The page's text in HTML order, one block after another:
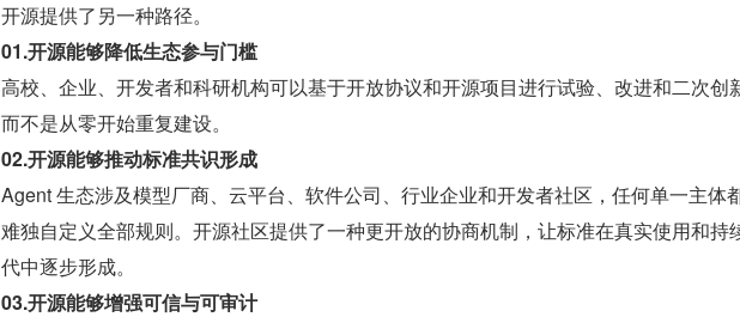
开源提供了另一种路径。
01.开源能够降低生态参与门槛
高校、企业、开发者和科研机构可以基于开放协议和开源项目进行试验、改进和二次创
而不是从零开始重复建设。
02.开源能够推动标准共识形成
Agent 生态涉及模型厂商、云平台、软件公司、行业企业和开发者社区，任何单一主体
难独自定义全部规则。开源社区提供了一种更开放的协商机制，让标准在真实使用和持
代中逐步形成。
03.开源能够增强可信与可审计